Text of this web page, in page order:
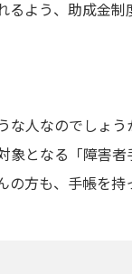
よう、助成金制
人なのでしょう
となる「障害
方も、手帳を持